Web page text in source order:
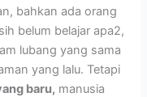
bahkan ada orang
belum belajar apa2,
lubang yang sama
yang lalu. Tetapi
baru, manusia